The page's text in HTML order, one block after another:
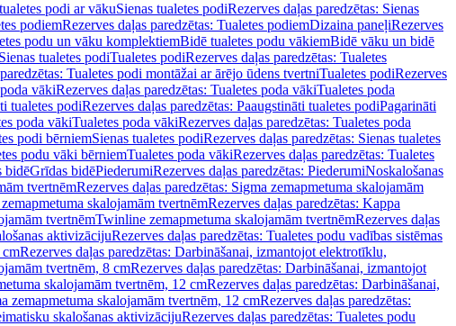
podi ar vākuSienas tualetes podiRezerves daļas paredzētas: Sienas
podiemRezerves daļas paredzētas: Tualetes podiemDizaina paneļiRezerves
podu un vāku komplektiemBidē tualetes podu vākiemBidē vāku un bidē
tualetes podiTualetes podiRezerves daļas paredzētas: Tualetes
Tualetes podi montāžai ar ārējo ūdens tvertniTualetes podiRezerves
vākiRezerves daļas paredzētas: Tualetes poda vākiTualetes poda
tualetes podiRezerves daļas paredzētas: Paaugstināti tualetes podiPagarināti
poda vākiTualetes poda vākiRezerves daļas paredzētas: Tualetes poda
podi bērniemSienas tualetes podiRezerves daļas paredzētas: Sienas tualetes
podu vāki bērniemTualetes poda vākiRezerves daļas paredzētas: Tualetes
bidēGrīdas bidēPiederumiRezerves daļas paredzētas: PiederumiNoskalošanas
tvertnēmRezerves daļas paredzētas: Sigma zemapmetuma skalojamām
skalojamām tvertnēmRezerves daļas paredzētas: Kappa
tvertnēmTwinline zemapmetuma skalojamām tvertnēmRezerves daļas
aktivizācijuRezerves daļas paredzētas: Tualetes podu vadības sistēmas
cmRezerves daļas paredzētas: Darbināšanai, izmantojot elektrotīklu,
tvertnēm, 8 cmRezerves daļas paredzētas: Darbināšanai, izmantojot
skalojamām tvertnēm, 12 cmRezerves daļas paredzētas: Darbināšanai,
zemapmetuma skalojamām tvertnēm, 12 cmRezerves daļas paredzētas:
skalošanas aktivizācijuRezerves daļas paredzētas: Tualetes podu